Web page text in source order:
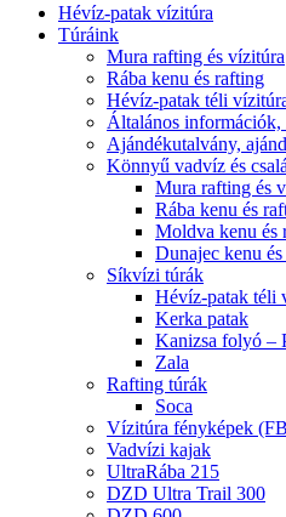
Hévíz-patak vízitúra
Túráink
Mura rafting és vízitúra
Rába kenu és rafting
Hévíz-patak téli
Általános
Ajándékutalvány,
Könnyű vadvíz és
Mura rafting és
Rába kenu és
Moldva kenu és
Dunajec kenu
Síkvízi túrák
Hévíz-patak téli
Kerka patak
Kanizsa folyó –
Zala
Rafting túrák
Soca
Vízitúra fényképek
Vadvízi kajak
UltraRába 215
DZD Ultra Trail 300